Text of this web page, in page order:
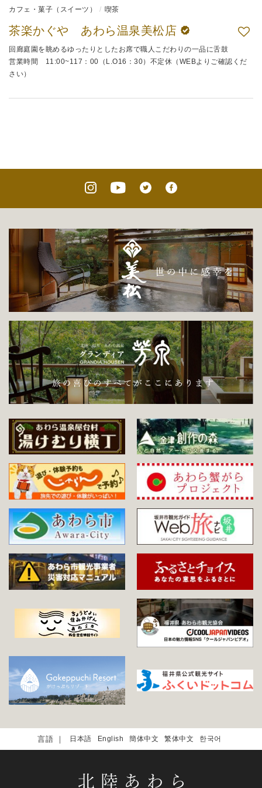
カフェ・菓子（スイーツ） 喫茶
茶楽かぐや あわら温泉美松店
回廊庭園を眺めるゆったりとしたお席で職人こだわりの一品に舌鼓
営業時間 11:00~117：00（L.O16：30）不定休（WEBよりご確認くだ
さい）
日本語 English 簡体中文 繁体中文 한국어